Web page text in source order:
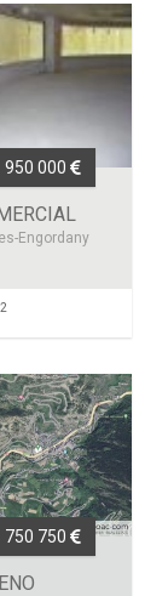
950 000
Engordany
2
750 750